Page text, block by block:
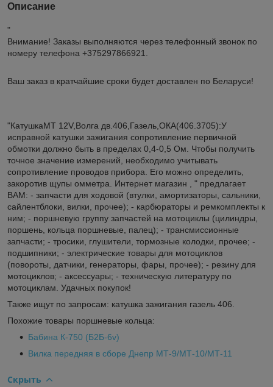
Описание
"
Внимание! Заказы выполняются через телефонный звонок по
номеру телефона +375297866921.
Ваш заказ в кратчайшие сроки будет доставлен по Беларуси!
"КатушкаМТ 12V,Волга дв.406,Газель,ОКА(406.3705):У
исправной катушки зажигания сопротивление первичной
обмотки должно быть в пределах 0,4-0,5 Ом. Чтобы получить
точное значение измерений, необходимо учитывать
сопротивление проводов прибора. Его можно определить,
закоротив щупы омметра. Интернет магазин , " предлагает
ВАМ: - запчасти для ходовой (втулки, амортизаторы, сальники,
сайлентблоки, вилки, прочее); - карбюраторы и ремкомплекты к
ним; - поршневую группу запчастей на мотоциклы (цилиндры,
поршень, кольца поршневые, палец); - трансмиссионные
запчасти; - тросики, глушители, тормозные колодки, прочее; -
подшипники; - электрические товары для мотоциклов
(повороты, датчики, генераторы, фары, прочее); - резину для
мотоциклов; - аксессуары; - техническую литературу по
мотоциклам. Удачных покупок!
Также ищут по запросам: катушка зажигания газель 406.
Похожие товары поршневые кольца:
Бабина К-750 (Б2Б-6v)
Вилка передняя в сборе Днепр МТ-9/МТ-10/МТ-11
Скрыть